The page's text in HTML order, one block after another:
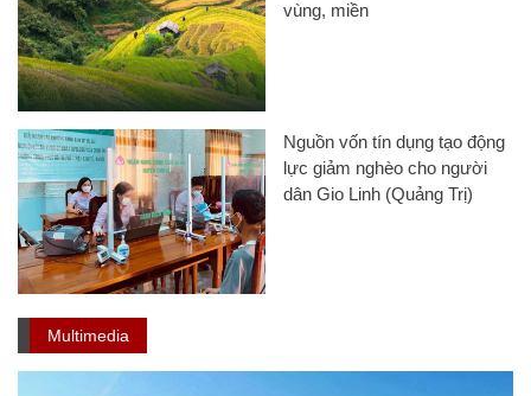
vùng, miền
Nguồn vốn tín dụng tạo động
lực giảm nghèo cho người
dân Gio Linh (Quảng Trị)
Multimedia